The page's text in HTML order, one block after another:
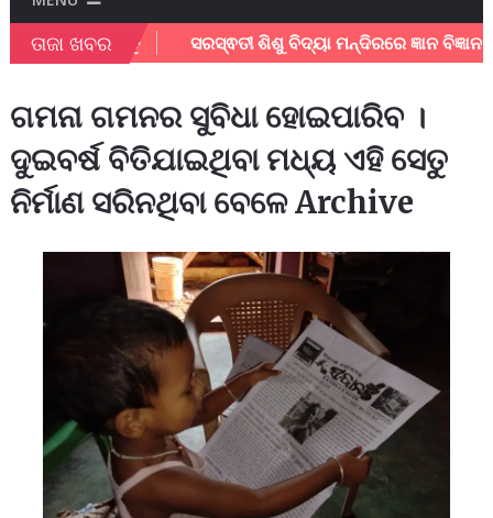
ତାଜା ଖବର
ଲୋଡ କରନ୍ତୁ ସରସ୍ଵତୀ ଶିଶୁ ବିଦ୍ୟା ମନ୍ଦିରରେ ଜ୍ଞାନ ବିଜ୍ଞାନ
ଗମନା ଗମନର ସୁବିଧା ହୋଇପାରିବ ।
ଦୁଇବର୍ଷ ବିତିଯାଇଥିବା ମଧ୍ୟ ଏହି ସେତୁ
ନିର୍ମାଣ ସରିନଥିବା ବେଳେ Archive